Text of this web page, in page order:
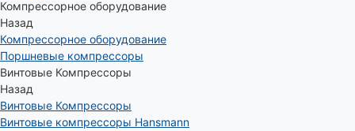
Компрессорное оборудование
Назад
Компрессорное оборудование
Поршневые компрессоры
Винтовые Компрессоры
Назад
Винтовые Компрессоры
Винтовые компрессоры Hansmann